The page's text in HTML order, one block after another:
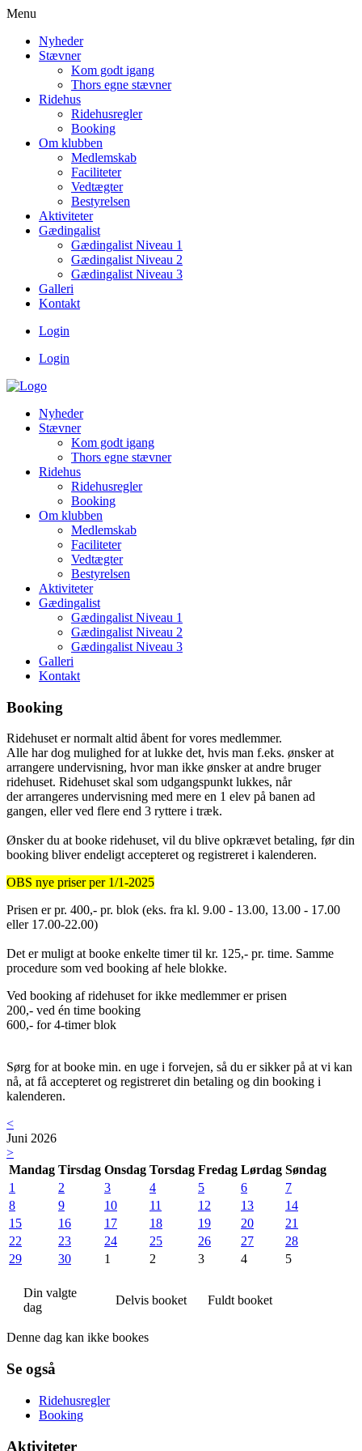
Menu
Nyheder
Stævner
Kom godt igang
Thors egne stævner
Ridehus
Ridehusregler
Booking
Om klubben
Medlemskab
Faciliteter
Vedtægter
Bestyrelsen
Aktiviteter
Gædingalist
Gædingalist Niveau 1
Gædingalist Niveau 2
Gædingalist Niveau 3
Galleri
Kontakt
Login
Login
Nyheder
Stævner
Kom godt igang
Thors egne stævner
Ridehus
Ridehusregler
Booking
Om klubben
Medlemskab
Faciliteter
Vedtægter
Bestyrelsen
Aktiviteter
Gædingalist
Gædingalist Niveau 1
Gædingalist Niveau 2
Gædingalist Niveau 3
Galleri
Kontakt
Booking
Ridehuset er normalt altid åbent for vores medlemmer.
Alle har dog mulighed for at lukke det, hvis man f.eks. ønsker at
arrangere undervisning, hvor man ikke ønsker at andre bruger
ridehuset. Ridehuset skal som udgangspunkt lukkes, når
der arrangeres undervisning med mere en 1 elev på banen ad
gangen, eller ved flere end 3 ryttere i træk.
Ønsker du at booke ridehuset, vil du blive opkrævet betaling, før din
booking bliver endeligt accepteret og registreret i kalenderen.
OBS nye priser per 1/1-2025
Prisen er pr. 400,- pr. blok (eks. fra kl. 9.00 - 13.00, 13.00 - 17.00
eller 17.00-22.00)
Det er muligt at booke enkelte timer til kr. 125,- pr. time. Samme
procedure som ved booking af hele blokke.
Ved booking af ridehuset for ikke medlemmer er prisen
200,- ved én time booking
600,- for 4-timer blok
Sørg for at booke min. en uge i forvejen, så du er sikker på at vi kan
nå, at få accepteret og registreret din betaling og din booking i
kalenderen.
<
Juni 2026
>
Mandag Tirsdag Onsdag Torsdag Fredag Lørdag Søndag
1
2 3 4 5 6
7
8
9 10 11 12 13
14
15
16 17 18 19 20
21
22
23 24 25 26 27
28
29
30 1 2 3 4 5
Din valgte
dag
Delvis booket Fuldt booket
Denne dag kan ikke bookes
Se også
Ridehusregler
Booking
Aktiviteter